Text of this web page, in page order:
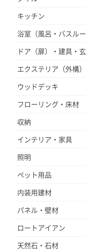
キッチン
浴室（風呂・バスル
ドア（扉）・建具・
エクステリア（外構
ウッドデッキ
フローリング・床材
収納
インテリア・家具
照明
ペット用品
内装用建材
パネル・壁材
ロートアイアン
天然石・石材